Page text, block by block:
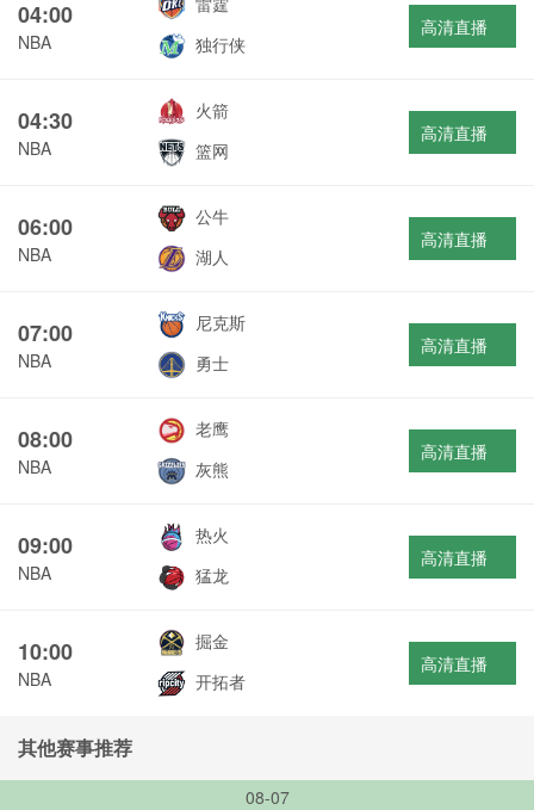
04:00
NBA
独行侠
高清直播
04:30
NBA
火箭
篮网
高清直播
06:00
NBA
公牛
湖人
高清直播
07:00
NBA
尼克斯
勇士
高清直播
08:00
NBA
老鹰
灰熊
高清直播
09:00
NBA
热火
猛龙
高清直播
10:00
NBA
掘金
开拓者
高清直播
其他赛事推荐
08-07